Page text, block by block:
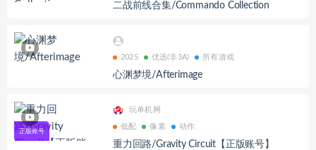
二战前线合集/Commando Collection
2025 优选(非3A) 所有游戏
心渊梦境/Afterimage
玩单机网
低配 像素 动作
重力回路/Gravity Circuit【正版账号】